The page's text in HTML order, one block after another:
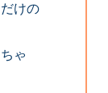
けの
ゃ